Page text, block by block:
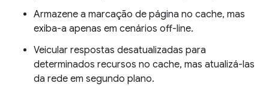
Armazene a marcação de página no cache, mas
exiba-a apenas em cenários off-line.
Veicular respostas desatualizadas para
determinados recursos no cache, mas atualizá-las
da rede em segundo plano.